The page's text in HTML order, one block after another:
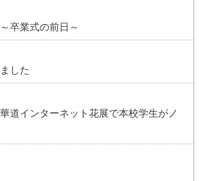
卒業式の前日～
した
道インターネット花展で本校学生がノ